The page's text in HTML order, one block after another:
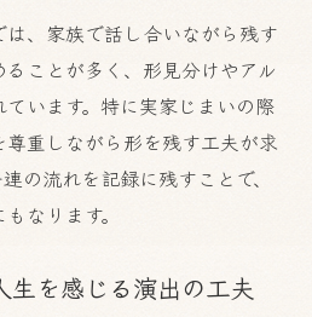
シェアしたい思い出の作り
で進める際の注意点と工夫
ミュニケーションの大切さ
する遺品整理の進め方
養や形見分けポイント
、家族で話し合いながら残す
ことが多く、形見分けやアル
います。特に実家じまいの際
重しながら形を残す工夫が求
の流れを記録に残すことで、
なります。
生を感じる演出の工夫